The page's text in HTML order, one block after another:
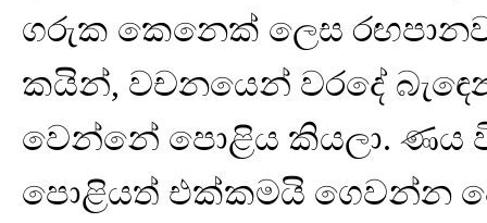
ගරුක කෙනෙක් ලෙස
කයින්, වචනයෙන් වරදේ
වෙන්නේ පොළිය කියලා.
පොළියත් එක්කමයි ගෙවන්න